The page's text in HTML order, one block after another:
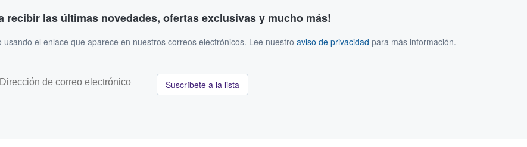
recibir las últimas novedades, ofertas exclusivas y mucho más!
el enlace que aparece en nuestros correos electrónicos. Lee nuestro aviso de privacidad para más información.
Suscríbete a la lista